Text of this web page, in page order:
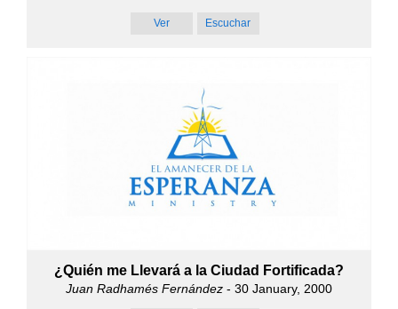
Ver Escuchar
¿Quién me Llevará a la Ciudad Fortificada?
Juan Radhamés Fernández - 30 January, 2000